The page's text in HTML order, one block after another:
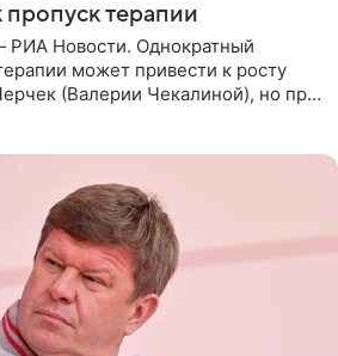
терапии
Новости. Однократный
может привести к росту
(Валерии Чекалиной), но при